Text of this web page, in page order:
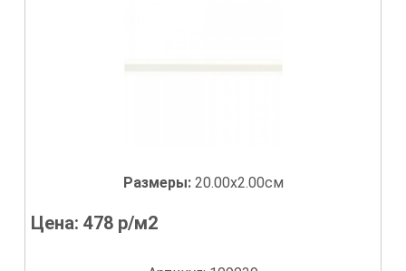
Размеры: 20.00x2.00см
Цена:478 р/м2